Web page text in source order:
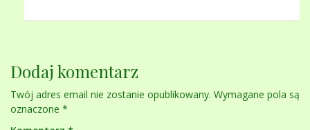
Dodaj komentarz
Twój adres email nie zostanie opublikowany. Wymagane pola są
oznaczone *